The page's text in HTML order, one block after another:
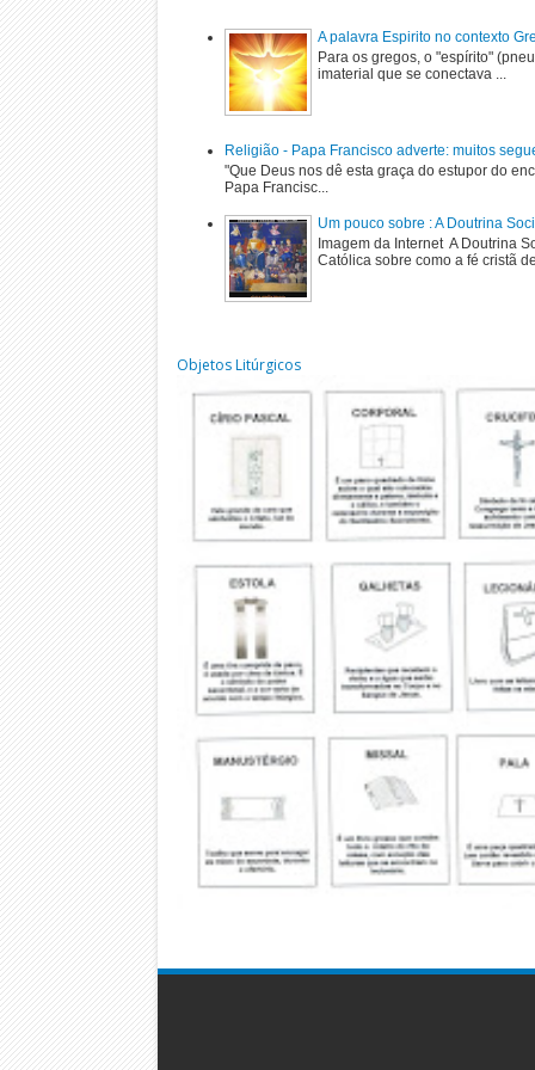
A palavra Espirito no contexto
Para os gregos, o "espírito"
imaterial que se conectava ...
Religião - Papa Francisco adverte: muitos
"Que Deus nos dê esta graça do estupor do
Papa Francisc...
Um pouco sobre : A Doutrina
Imagem da Internet A Doutrina
Católica sobre como a fé cristã
Objetos Litúrgicos